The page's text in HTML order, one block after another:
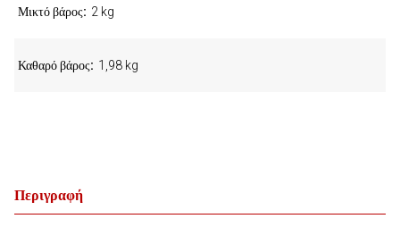
Περιγραφή
Μικτό βάρος 2 kg
Καθαρό βάρος 1,98 kg